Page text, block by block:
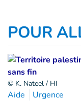
POUR
© K. Nateel / HI
Aide Urgence